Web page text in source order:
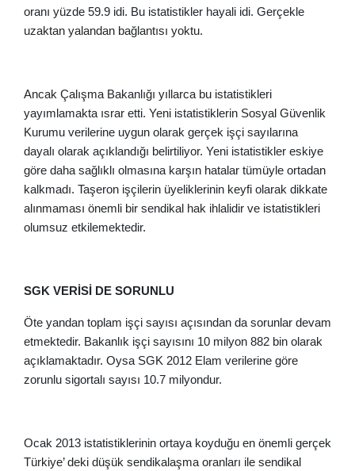
oranı yüzde 59.9 idi. Bu istatistikler hayali idi. Gerçekle
uzaktan yalandan bağlantısı yoktu.
Ancak Çalışma Bakanlığı yıllarca bu istatistikleri
yayımlamakta ısrar etti. Yeni istatistiklerin Sosyal Güvenlik
Kurumu verilerine uygun olarak gerçek işçi sayılarına
dayalı olarak açıklandığı belirtiliyor. Yeni istatistikler eskiye
göre daha sağlıklı olmasına karşın hatalar tümüyle ortadan
kalkmadı. Taşeron işçilerin üyeliklerinin keyfi olarak dikkate
alınmaması önemli bir sendikal hak ihlalidir ve istatistikleri
olumsuz etkilemektedir.
SGK VERİSİ DE SORUNLU
Öte yandan toplam işçi sayısı açısından da sorunlar devam
etmektedir. Bakanlık işçi sayısını 10 milyon 882 bin olarak
açıklamaktadır. Oysa SGK 2012 Elam verilerine göre
zorunlu sigortalı sayısı 10.7 milyondur.
Ocak 2013 istatistiklerinin ortaya koyduğu en önemli gerçek
Türkiye’ deki düşük sendikalaşma oranları ile sendikal